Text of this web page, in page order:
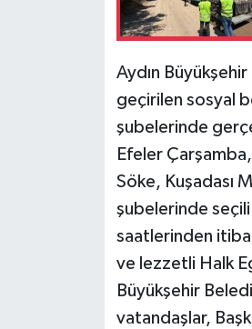
Aydın
geçirilen sosyal
şubelerinde
Efeler
Söke, Kuşadası
şubelerinde
saatlerinden
ve lezzetli Halk
Büyükşehir
vatandaşlar,